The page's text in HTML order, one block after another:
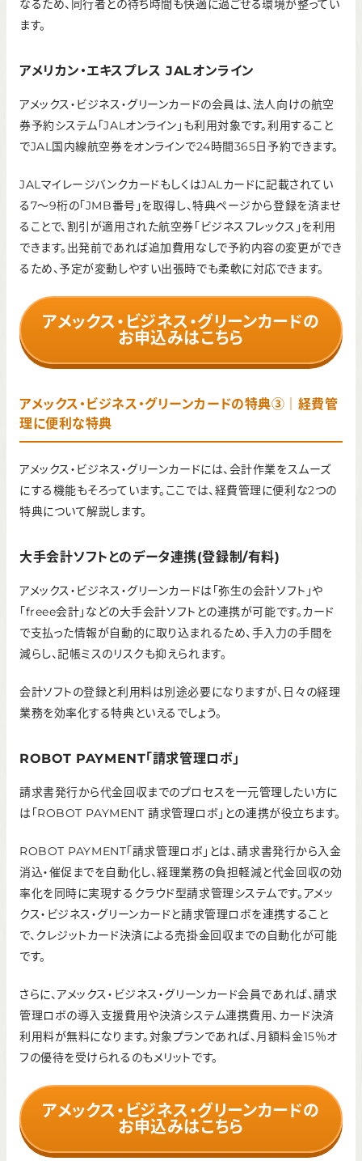
なるため、同行者との待ち時間も快適に過ごせる環境が整ってい
ます。
アメリカン・エキスプレス JALオンライン
アメックス・ビジネス・グリーンカードの会員は、法人向けの航空
券予約システム「JALオンライン」も利用対象です。利用すること
でJAL国内線航空券をオンラインで24時間365日予約できます。
JALマイレージバンクカードもしくはJALカードに記載されてい
る7〜9桁の「JMB番号」を取得し、特典ページから登録を済ませ
ることで、割引が適用された航空券「ビジネスフレックス」を利用
できます。出発前であれば追加費用なしで予約内容の変更ができ
るため、予定が変動しやすい出張時でも柔軟に対応できます。
アメックス・ビジネス・グリーンカードの
お申込みはこちら
アメックス・ビジネス・グリーンカードの特典③｜経費管
理に便利な特典
アメックス・ビジネス・グリーンカードには、会計作業をスムーズ
にする機能もそろっています。ここでは、経費管理に便利な2つの
特典について解説します。
大手会計ソフトとのデータ連携(登録制/有料)
アメックス・ビジネス・グリーンカードは「弥生の会計ソフト」や
「freee会計」などの大手会計ソフトとの連携が可能です。カード
で支払った情報が自動的に取り込まれるため、手入力の手間を
減らし、記帳ミスのリスクも抑えられます。
会計ソフトの登録と利用料は別途必要になりますが、日々の経理
業務を効率化する特典といえるでしょう。
ROBOT PAYMENT「請求管理ロボ」
請求書発行から代金回収までのプロセスを一元管理したい方に
は「ROBOT PAYMENT 請求管理ロボ」との連携が役立ちます。
ROBOT PAYMENT「請求管理ロボ」とは、請求書発行から入金
消込・催促までを自動化し、経理業務の負担軽減と代金回収の効
率化を同時に実現するクラウド型請求管理システムです。アメッ
クス・ビジネス・グリーンカードと請求管理ロボを連携すること
で、クレジットカード決済による売掛金回収までの自動化が可能
です。
さらに、アメックス・ビジネス・グリーンカード会員であれば、請求
管理ロボの導入支援費用や決済システム連携費用、カード決済
利用料が無料になります。対象プランであれば、月額料金15％オ
フの優待を受けられるのもメリットです。
アメックス・ビジネス・グリーンカードの
お申込みはこちら